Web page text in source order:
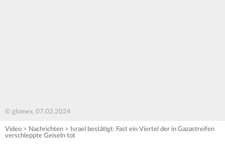
© glomex, 07.02.2024
Video > Nachrichten >
Israel bestätigt: Fast ein Viertel der in Gazastreifen
verschleppte Geiseln tot